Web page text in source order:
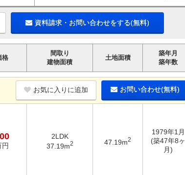
資料請求・お問い合わせをする(無料)
格
間取り
建物面積
土地面積
築年月
築年数
お気に入りに追加 お問い合わせ(無料)
円
2LDK
37.19m2 47.19m2
1979年1月
(築47年8ヶ
月)